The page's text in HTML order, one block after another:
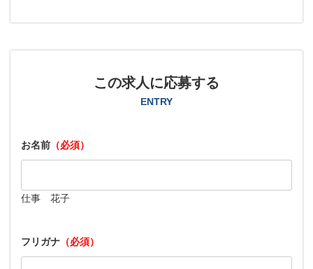
この求人に応募する
ENTRY
お名前 （必須）
仕事 花子
フリガナ （必須）